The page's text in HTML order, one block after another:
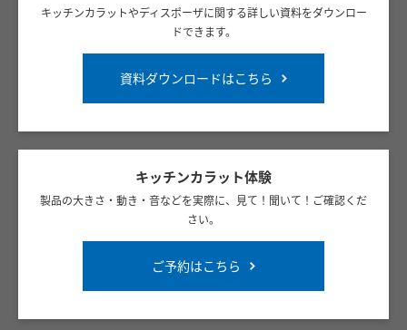
キッチンカラットやディスポーザに関する詳しい資料をダウンロー
ドできます。
資料ダウンロードはこちら
キッチンカラット体験
製品の大きさ・動き・音などを実際に、見て！聞いて！ご確認くだ
さい。
ご予約はこちら